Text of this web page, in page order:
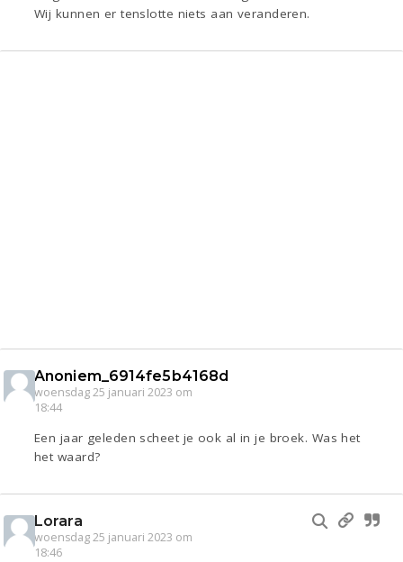
Wij kunnen er tenslotte niets aan veranderen.
Anoniem_6914fe5b4168d
woensdag 25 januari 2023 om
18:44
Een jaar geleden scheet je ook al in je broek. Was het
het waard?
Lorara
woensdag 25 januari 2023 om
18:46